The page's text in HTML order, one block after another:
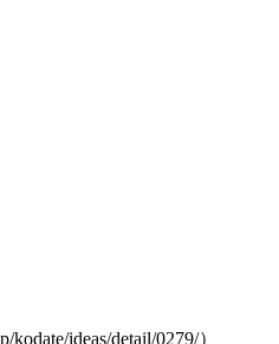
kodate/ideas/detail/0279/）